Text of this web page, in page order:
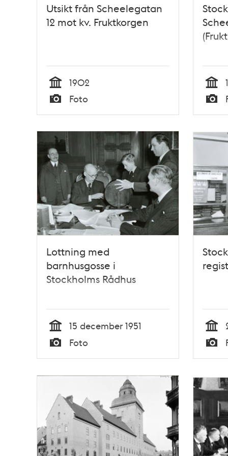
Utsikt från Scheelegatan
12 mot kv. Fruktkorgen
Tid
1902
Typ
Foto Tid
Typ
Lottning med
barnhusgosse i
Stockholms Rådhus
Tid
15 december 1951
Typ
Foto Tid
Typ